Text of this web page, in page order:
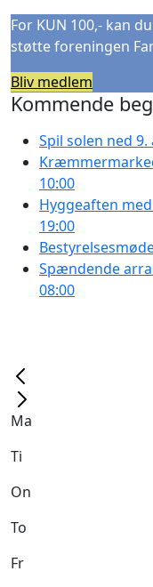
For KUN 100,- kan
støtte foreningen
Bliv medlem
Kommende
Spil solen ned
10:00
Hyggeaften
19:00
Spændende
08:00
Ma
Ti
On
To
Fr